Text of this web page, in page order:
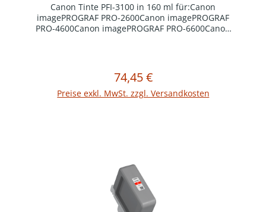
Canon Tinte PFI-3100 in 160 ml für:Canon
imagePROGRAF PRO-2600Canon imagePROGRAF
PRO-4600Canon imagePROGRAF PRO-6600Canon
Regulärer Preis:
74,45 €
Preise exkl. MwSt. zzgl. Versandkosten
In den Warenkorb